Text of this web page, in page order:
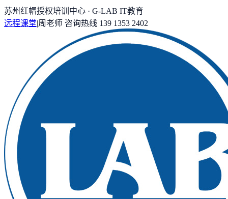
苏州红帽授权培训中心 · G-LAB IT教育
远程课堂|周老师 咨询热线 139 1353 2402